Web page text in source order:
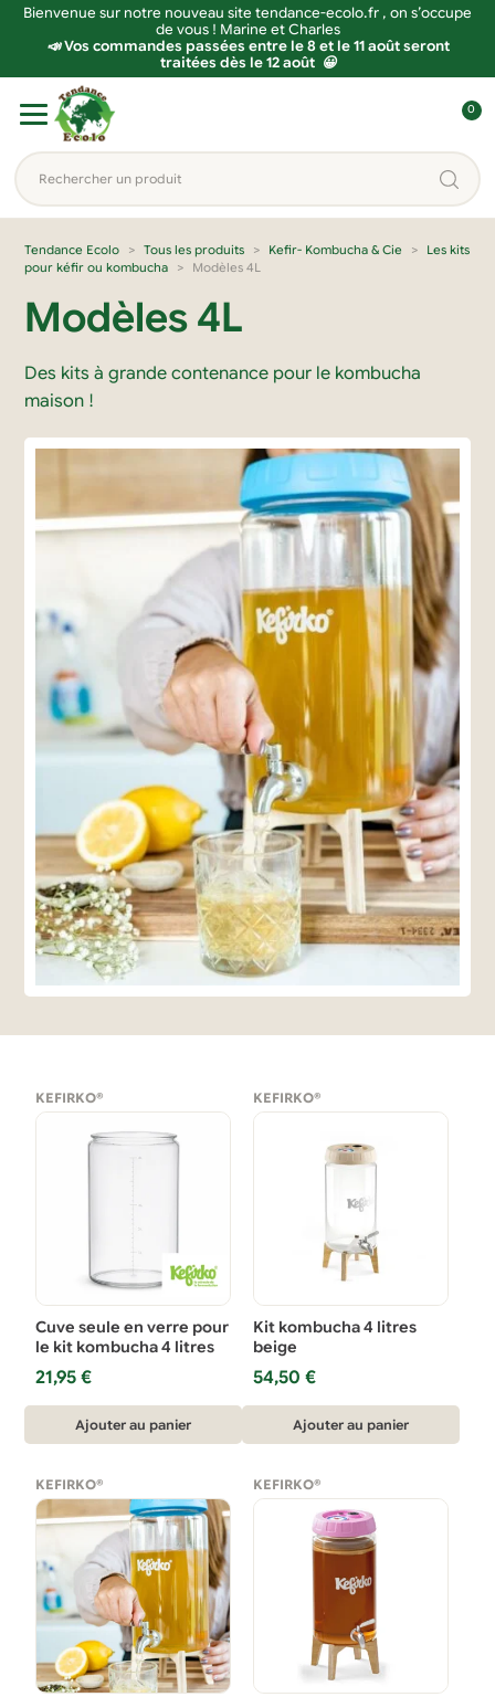
Bienvenue sur notre nouveau site tendance-ecolo.fr , on s’occupe
de vous ! Marine et Charles
📣 Vos commandes passées entre le 8 et le 11 août seront
traitées dès le 12 août 😀
navigation
contenu
Rechercher
un
produit...
o
n
e
0
Tendance Ecolo Tous les produits Kefir- Kombucha & Cie
Les kits
pour kéfir ou kombucha
Modèles 4L
Modèles 4L
Des kits à grande contenance pour le kombucha
maison !
KEFIRKO®
Cuve seule en verre pour
le kit kombucha 4 litres
21,95€
Ajouter au panier
KEFIRKO®
Kit kombucha 4 litres
beige
54,50 €
Ajouter au panier
KEFIRKO® KEFIRKO®